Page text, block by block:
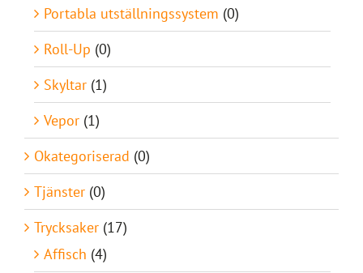
Portabla utställningssystem (0)
Roll-Up (0)
Skyltar (1)
Vepor (1)
Okategoriserad (0)
Tjänster (0)
Trycksaker (17)
Affisch (4)